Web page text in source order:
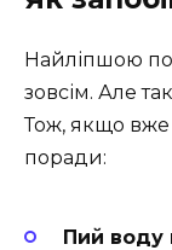
Найліпшою
зовсім. Але
Тож, якщо
поради:
Пий воду